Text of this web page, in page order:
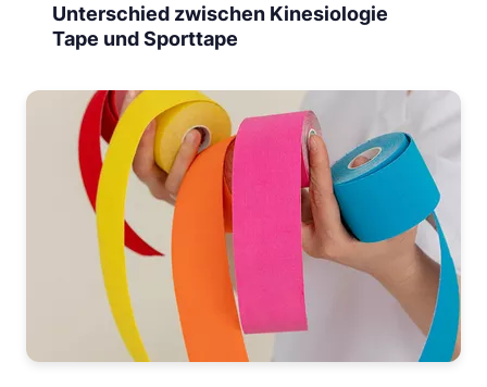
Unterschied zwischen Kinesiologie
Tape und Sporttape